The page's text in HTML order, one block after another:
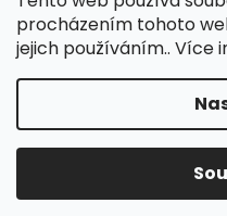
procházením tohoto
jejich používáním.. Více
WEB FACEBOOK
Copyright 2026